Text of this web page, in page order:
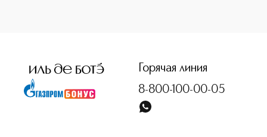
Горячая линия
8-800-100-00-05